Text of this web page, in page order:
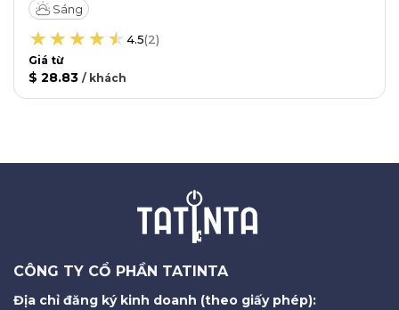
Sáng
4.5(2)
Giá từ
$ 28.83 / khách
CÔNG TY CỔ PHẦN TATINTA
Địa chỉ đăng ký kinh doanh (theo giấy phép):